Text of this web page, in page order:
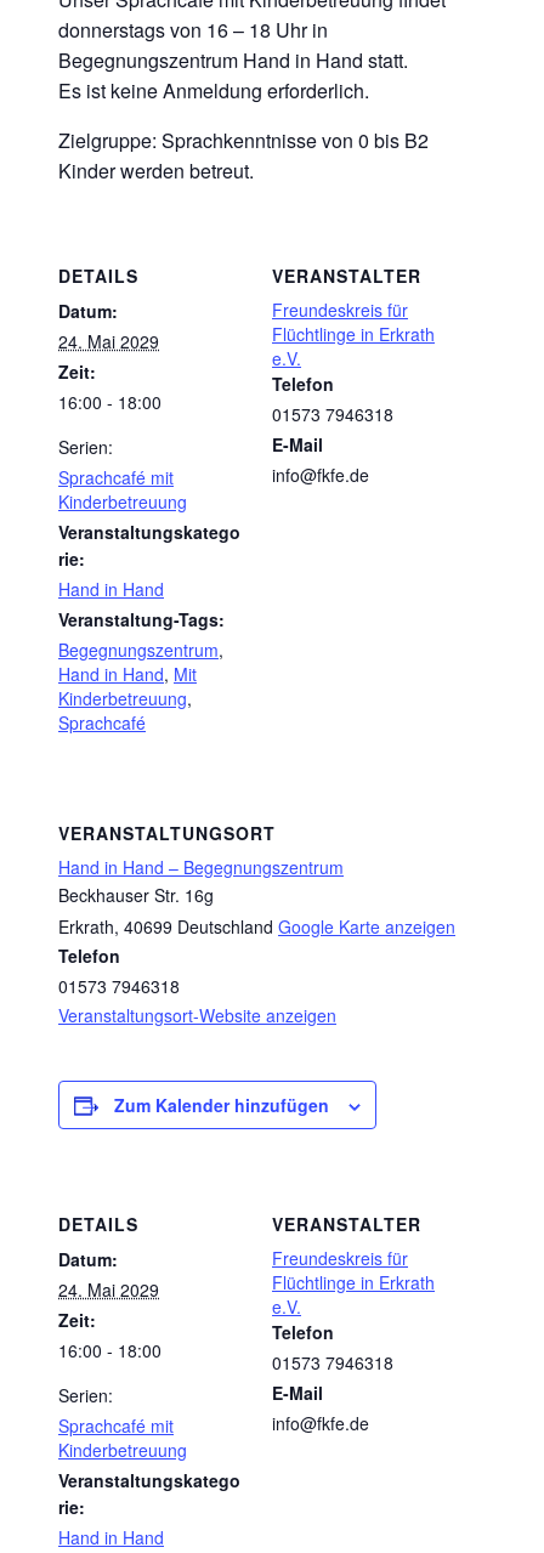
donnerstags von 16 – 18 Uhr in
Begegnungszentrum Hand in Hand statt.
Es ist keine Anmeldung erforderlich.
Zielgruppe: Sprachkenntnisse von 0 bis B2
Kinder werden betreut.
DETAILS
Datum:
24. Mai 2029
Zeit:
16:00 - 18:00
Serien:
Sprachcafé mit
Kinderbetreuung
Veranstaltungskatego
rie:
Hand in Hand
Veranstaltung-Tags:
Begegnungszentrum,
Hand in Hand, Mit
Kinderbetreuung,
Sprachcafé
VERANSTALTER
Freundeskreis für
Flüchtlinge in Erkrath
e.V.
Telefon
01573 7946318
E-Mail
info@fkfe.de
VERANSTALTUNGSORT
Hand in Hand – Begegnungszentrum
Beckhauser Str. 16g
Erkrath, 40699 Deutschland Google Karte anzeigen
Telefon
01573 7946318
Veranstaltungsort-Website anzeigen
Zum Kalender hinzufügen
DETAILS
Datum:
24. Mai 2029
Zeit:
16:00 - 18:00
Serien:
Sprachcafé mit
Kinderbetreuung
Veranstaltungskatego
rie:
Hand in Hand
VERANSTALTER
Freundeskreis für
Flüchtlinge in Erkrath
e.V.
Telefon
01573 7946318
E-Mail
info@fkfe.de